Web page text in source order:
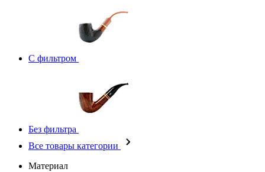
С фильтром
Без фильтра
Все товары категории
Материал